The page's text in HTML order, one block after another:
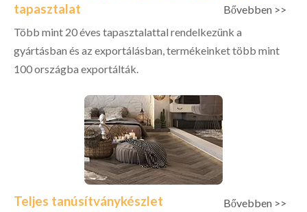
tapasztalat
Bővebben >>
Több mint 20 éves tapasztalattal rendelkezünk a
gyártásban és az exportálásban, termékeinket több mint
100 országba exportálták.
Teljes tanúsítványkészlet Bővebben >>